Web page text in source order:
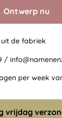
Ontwerp nu
de fabriek
/
per week
vrijdag